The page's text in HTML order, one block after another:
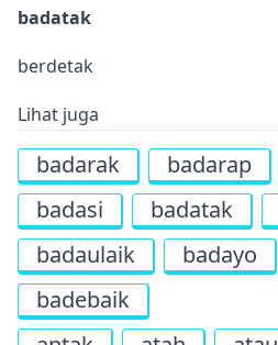
badatak
berdetak
Lihat juga
badarak badarap
badasi
badatak
badaulaik
badayo
badebaik